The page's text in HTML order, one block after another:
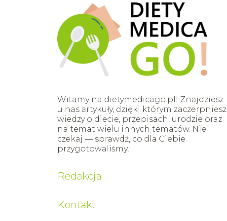
Witamy na dietymedicago.pl! Znajdziesz
u nas artykuły, dzięki którym zaczerpniesz
wiedzy o diecie, przepisach, urodzie oraz
na temat wielu innych tematów. Nie
czekaj — sprawdź, co dla Ciebie
przygotowaliśmy!
Redakcja
Kontakt